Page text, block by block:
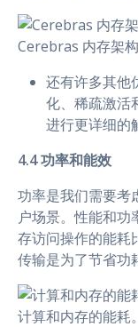
Cerebras 内存架构
还有许多其他
化、稀疏激活
进行更详细的
4.4 功率和能效
功率是我们需要考
户场景。性能和
存访问操作的能耗
传输是为了节省功
计算和内存的能耗